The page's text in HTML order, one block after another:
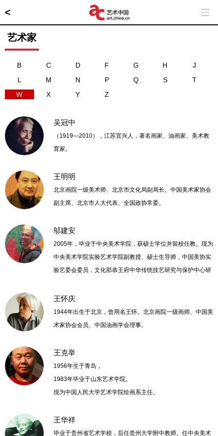
<
艺术家
B C D F G H
J
L
M N P Q S
T
W
X Y Z
吴冠中
（1919—2010），江苏宜兴人，著名画家、油画家、美术教
育家。
王明明
北京画院一级美术师、北京市文化局副局长、中国美术家协会
副主席、北京市人大代表、全国政协常委。
邬建安
2005年，毕业于中央美术学院，获硕士学位并留校任教。现为
中央美术学院实验艺术学院副教授、硕士生导师，中国美协实
验艺委会委员，文化部恭王府中华传统技艺研究与保护中心研
王怀庆
1944年出生于北京，曾用名王怀。北京画院一级画师、中国美
术家协会会员、中国油画学会理事。
王克举
1956年生于青岛，
1983年毕业于山东艺术学院。
现为中国人民大学艺术学院绘画系主任。
王华祥
毕业于贵州省艺术学校，后任贵州大学附中教师。任中央美术